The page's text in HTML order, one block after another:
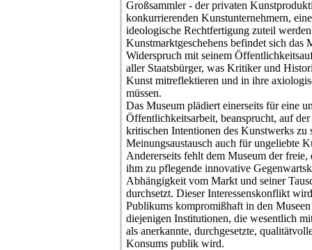
Großsammler - der privaten
konkurrierenden Kunstunternehmern,
ideologische Rechtfertigung zuteil
Kunstmarktgeschehens befindet sich das
Widerspruch mit seinem
aller Staatsbürger, was Kritiker und
Kunst mitreflektieren und in ihre
müssen.
Das Museum plädiert einerseits für eine
Öffentlichkeitsarbeit, beansprucht, auf
kritischen Intentionen des Kunstwerks zu
Meinungsaustausch auch für ungeliebte
Andererseits fehlt dem Museum der
ihm zu pflegende innovative
Abhängigkeit vom Markt und seiner
durchsetzt. Dieser Interessenskonflikt
Publikums kompromißhaft in den Museen
diejenigen Institutionen, die wesentlich
als anerkannte, durchgesetzte,
Konsums publik wird.